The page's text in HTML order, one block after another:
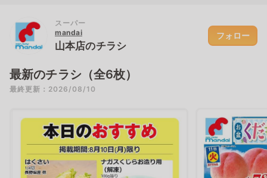
スーパー
mandai
山本店のチラシ
フォロー
最新のチラシ（全6枚）
最終更新：2026/08/10